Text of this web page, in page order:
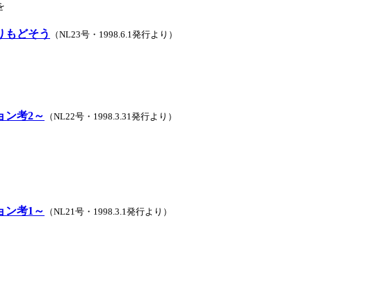
もどそう
（NL23号・1998.6.1発行より）
ン考2～
（NL22号・1998.3.31発行より）
ン考1～
（NL21号・1998.3.1発行より）